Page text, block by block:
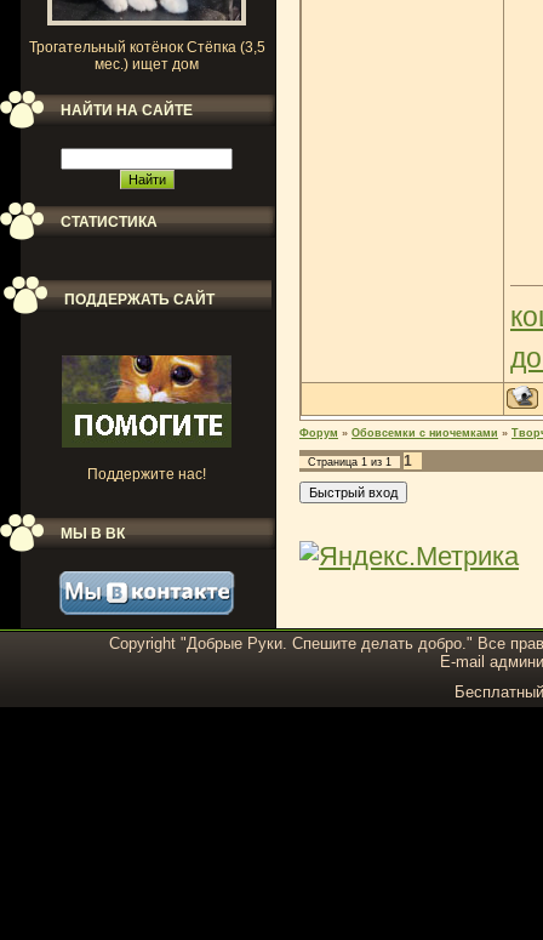
Трогательный котёнок Стёпка (3,5
мес.) ищет дом
НАЙТИ НА САЙТЕ
СТАТИСТИКА
ПОДДЕРЖАТЬ САЙТ
Поддержите нас!
МЫ В ВК
Форум » Обовсемки с ниочемками »
Страница 1 из 1 1
Copyright "Добрые Руки. Спешите делать добро." Все
E-mail